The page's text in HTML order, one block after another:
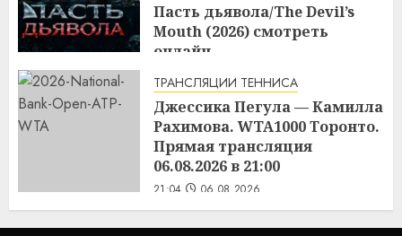
Пасть дьявола/The Devil’s
Mouth (2026) смотреть
онлайн
21:17 06.08.2026
ТРАНСЛЯЦИИ ТЕННИСА
Джессика Пегула — Камилла
Рахимова. WTA1000 Торонто.
Прямая трансляция
06.08.2026 в 21:00
21:04 06.08.2026